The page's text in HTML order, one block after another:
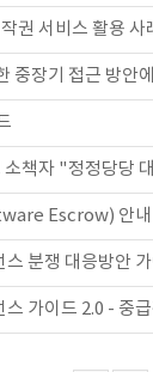
권 서비스 활용 사
중장기 접근 방안
책자 "정정당당
Escrow) 안내
분쟁 대응방안
가이드 2.0 - 중